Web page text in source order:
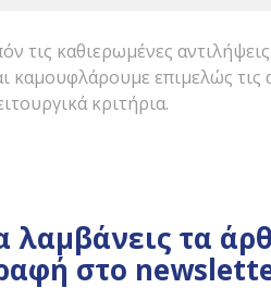
τις καθιερωμένες
καμουφλάρουμε επιμελώς τις
κριτήρια.
λαμβάνεις τα
στο